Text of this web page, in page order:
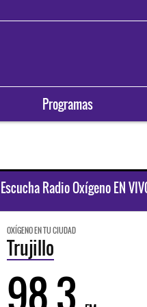
Programas
Escucha Radio Oxígeno EN
OXÍGENO EN TU CIUDAD
Trujillo
98.3